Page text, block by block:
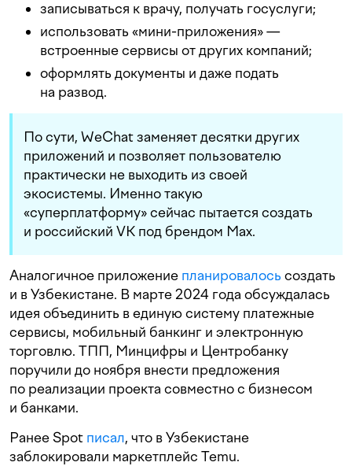
записываться к врачу, получать госуслуги;
использовать «мини-приложения» —
встроенные сервисы от других компаний;
оформлять документы и даже подать
на развод.
По сути, WeChat заменяет десятки других
приложений и позволяет пользователю
практически не выходить из своей
экосистемы. Именно такую
«суперплатформу» сейчас пытается создать
и российский VK под брендом Max.
Аналогичное приложение планировалось создать
и в Узбекистане. В марте 2024 года обсуждалась
идея объединить в единую систему платежные
сервисы, мобильный банкинг и электронную
торговлю. ТПП, Минцифры и Центробанку
поручили до ноября внести предложения
по реализации проекта совместно с бизнесом
и банками.
Ранее Spot писал, что в Узбекистане
заблокировали маркетплейс Temu.